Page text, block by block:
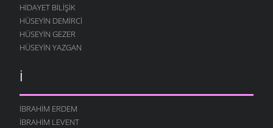
HIDAYET BILIŞIK
HÜSEYIN DEMIRCI
HÜSEYIN GEZER
HÜSEYIN YAZGAN
İ
İBRAHIM ERDEM
İBRAHIM LEVENT